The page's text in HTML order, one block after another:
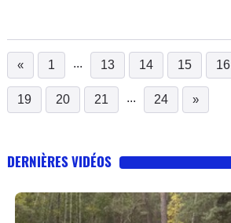
« 1 ... 13 14 15 16
19 20 21 ... 24 »
DERNIÈRES VIDÉOS